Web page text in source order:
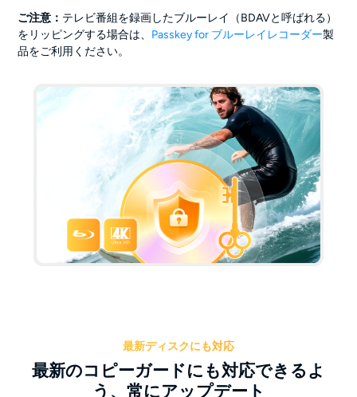
ご注意： テレビ番組を録画したブルーレイ（BDAVと呼ばれる）
をリッピングする場合は、 Passkey for ブルーレイレコーダー製
品をご利用ください。
最新ディスクにも対応
最新のコピーガードにも対応できるよ
う、常にアップデート